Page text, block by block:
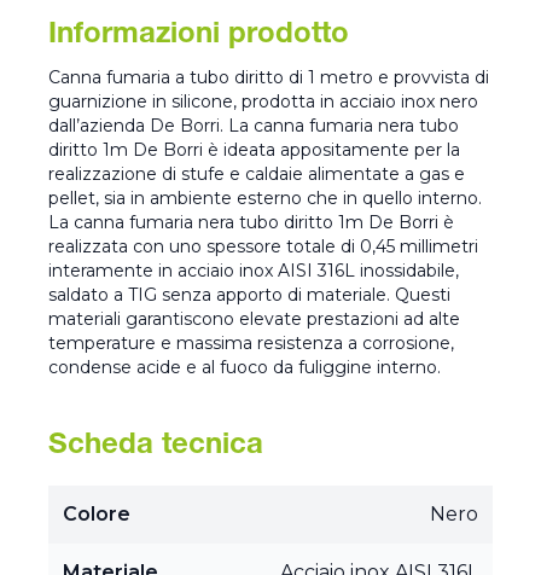
Informazioni prodotto
Canna fumaria a tubo diritto di 1 metro e provvista di
guarnizione in silicone, prodotta in acciaio inox nero
dall’azienda De Borri. La canna fumaria nera tubo
diritto 1m De Borri è ideata appositamente per la
realizzazione di stufe e caldaie alimentate a gas e
pellet, sia in ambiente esterno che in quello interno.
La canna fumaria nera tubo diritto 1m De Borri è
realizzata con uno spessore totale di 0,45 millimetri
interamente in acciaio inox AISI 316L inossidabile,
saldato a TIG senza apporto di materiale. Questi
materiali garantiscono elevate prestazioni ad alte
temperature e massima resistenza a corrosione,
condense acide e al fuoco da fuliggine interno.
Scheda tecnica
Colore Nero